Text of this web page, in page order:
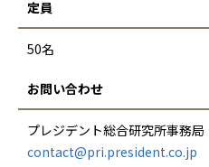
定員
50名
お問い合わせ
プレジデント総合研究所事務局
contact@pri.president.co.jp